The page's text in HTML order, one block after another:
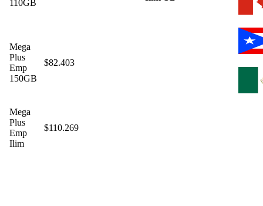
110GB
Mega
Plus
Emp
150GB
$82.403
Mega
Plus
Emp
Ilim
$110.269